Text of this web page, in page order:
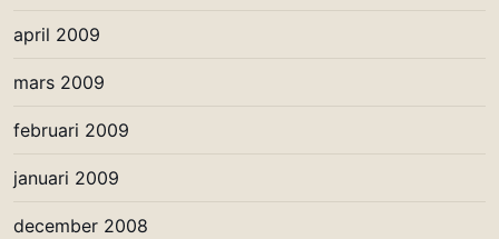
april 2009
mars 2009
februari 2009
januari 2009
december 2008